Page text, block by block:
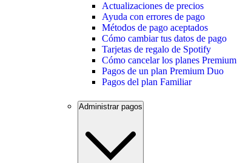
Actualizaciones de precios
Ayuda con errores de pago
Métodos de pago aceptados
Cómo cambiar tus datos de pago
Tarjetas de regalo de Spotify
Cómo cancelar los planes Premium
Pagos de un plan Premium Duo
Pagos del plan Familiar
Administrar pagos